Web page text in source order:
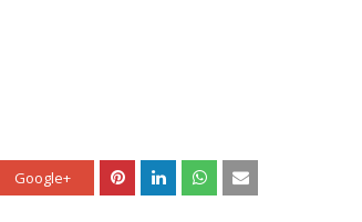
Google+